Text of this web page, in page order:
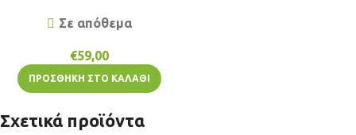
Σε απόθεμα
€59,00
ΠΡΟΣΘΉΚΗ ΣΤΟ ΚΑΛΆΘΙ
Σχετικά προϊόντα